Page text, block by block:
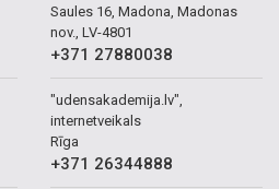
Saules 16, Madona, Madonas
nov., LV-4801
+371 27880038
"udensakademija.lv",
internetveikals
Rīga
+371 26344888